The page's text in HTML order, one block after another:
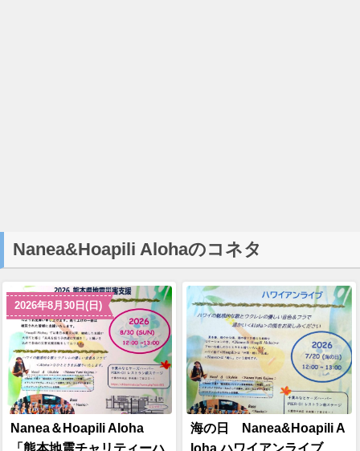
Nanea&Hoapili Alohaのコネタ
2026年8月30日(日)
Nanea＆Hoapili Aloha
「熊本地震チャリティーハ
海の日 Nanea&Hoapili A
loha ハワイアンライブ